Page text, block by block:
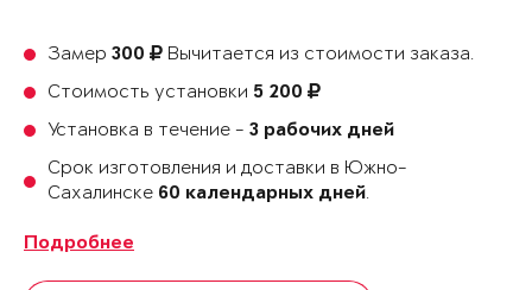
Замер 300
Вычитается из стоимости заказа.
Стоимость установки 5 200
Установка в течение - 3 рабочих дней
Срок изготовления и доставки в Южно-
Сахалинске 60 календарных дней.
Подробнее